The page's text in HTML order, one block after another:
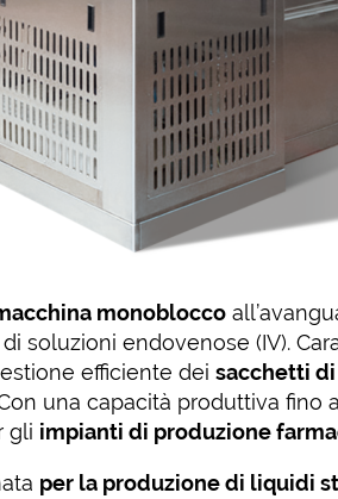
monoblocco
di soluzioni endovenose (IV).
efficiente deisacchetti
una capacità produttiva fino
gli impianti di produzione
per la produzione di liquidi